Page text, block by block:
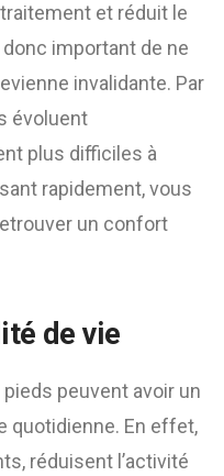
et réduit le
important de ne
invalidante. Par
évoluent
plus difficiles à
rapidement, vous
un confort
de vie
peuvent avoir un
quotidienne. En effet,
réduisent l’activité